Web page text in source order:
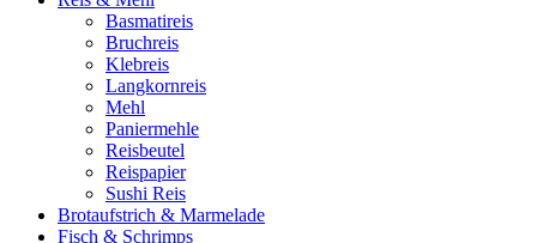
Basmatireis
Bruchreis
Klebreis
Langkornreis
Mehl
Paniermehle
Reisbeutel
Reispapier
Sushi Reis
Brotaufstrich & Marmelade
Fisch & Schrimps